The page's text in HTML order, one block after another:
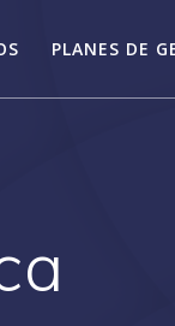
PLANES DE